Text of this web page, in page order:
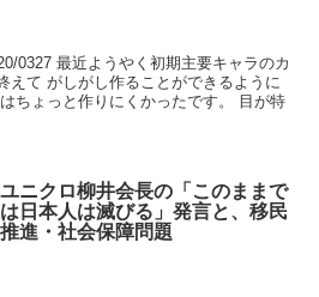
0327 最近ようやく初期主要キャラのカ
えて がしがし作ることができるように
ちょっと作りにくかったです。 目が特
ユニクロ柳井会長の「このままで
は日本人は滅びる」発言と、移民
推進・社会保障問題